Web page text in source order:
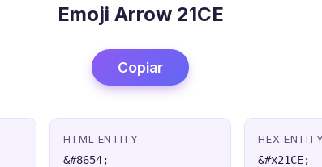
Emoji Arrow 21CE
Copiar
HTML ENTITY
&#8654;
HEX
&#x21CE;